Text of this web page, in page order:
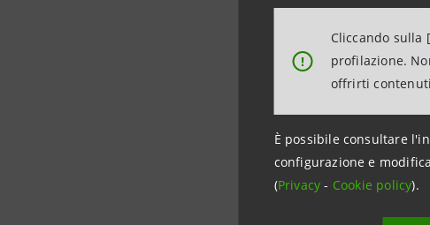
!
Cliccando sulla
profilazione.
offrirti
È possibile consultare
configurazione e
(Privacy- Cookie policy).
IMPIEGHI A
Impieghi a